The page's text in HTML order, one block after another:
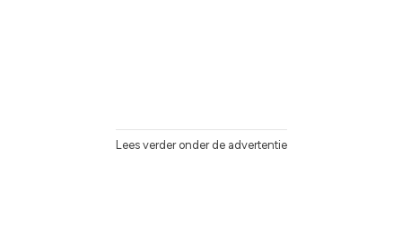
Lees verder onder de advertentie